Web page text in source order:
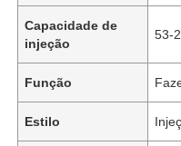
Capacidade de
injeção
53-
Função
Estilo